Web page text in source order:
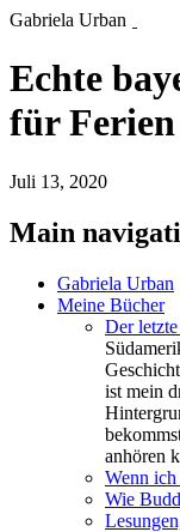
Gabriela Urban
Echte
für
Juli 13, 2020
Main
Gabriela Urban
Meine Bücher
Der
ist mein
anhören
Wenn
Wie